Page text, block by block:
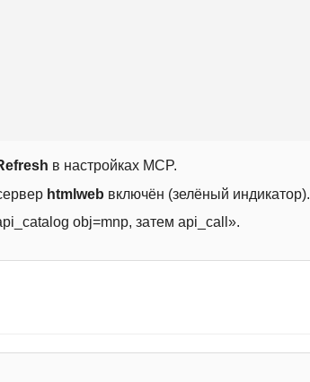
в настройках MCP.
htmlweb включён (зелёный индикатор).
obj=mnp, затем api_call».